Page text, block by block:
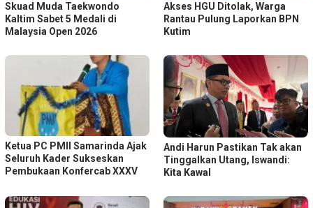
Skuad Muda Taekwondo
Kaltim Sabet 5 Medali di
Malaysia Open 2026
Akses HGU Ditolak, Warga
Rantau Pulung Laporkan BPN
Kutim
Ketua PC PMII Samarinda Ajak
Seluruh Kader Sukseskan
Pembukaan Konfercab XXXV
Andi Harun Pastikan Tak akan
Tinggalkan Utang, Iswandi:
Kita Kawal